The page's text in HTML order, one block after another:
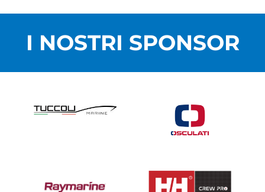
I NOSTRI SPONSOR